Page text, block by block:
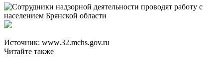
Источник: www.32.mchs.gov.ru
Читайте также